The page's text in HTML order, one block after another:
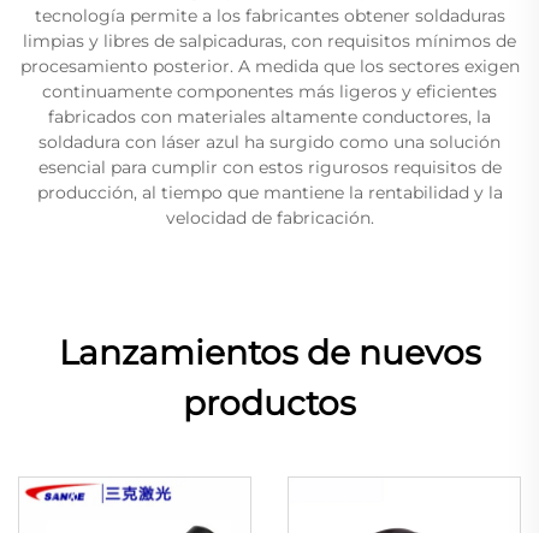
tecnología permite a los fabricantes obtener soldaduras
limpias y libres de salpicaduras, con requisitos mínimos de
procesamiento posterior. A medida que los sectores exigen
continuamente componentes más ligeros y eficientes
fabricados con materiales altamente conductores, la
soldadura con láser azul ha surgido como una solución
esencial para cumplir con estos rigurosos requisitos de
producción, al tiempo que mantiene la rentabilidad y la
velocidad de fabricación.
Lanzamientos de nuevos
productos